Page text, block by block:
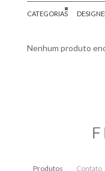
CATEGORIAS
Nenhum produto
Produtos Contato